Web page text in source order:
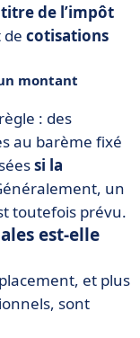
de l’impôt
de cotisations
montant
: des
au barème fixé
si la
un
toutefois prévu.
est-elle
et plus
sont